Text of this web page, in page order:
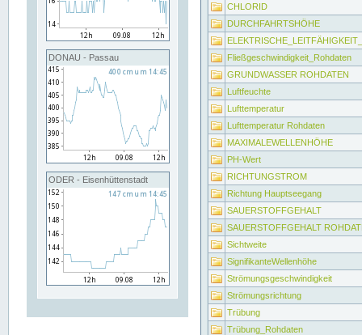
DONAU - Passau
ODER - Eisenhüttenstadt
CHLORID
DURCHFAHRTSHÖHE
Fließgeschwindigkeit_Rohdaten
GRUNDWASSER ROHDATEN
Luftfeuchte
Lufttemperatur
Lufttemperatur Rohdaten
MAXIMALEWELLENHÖHE
PH-Wert
RICHTUNGSTROM
Richtung Hauptseegang
SAUERSTOFFGEHALT
SAUERSTOFFGEHALT
Sichtweite
SignifikanteWellenhöhe
Strömungsgeschwindigkeit
Strömungsrichtung
Trübung
Trübung_Rohdaten